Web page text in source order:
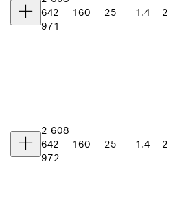
642
971
160 25 1.4 2
2 608
642
972
160 25 1.4 2